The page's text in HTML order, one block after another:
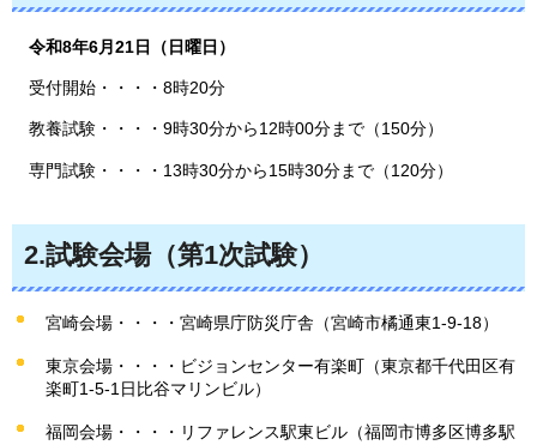
令和8年6月21日（日曜日）
受付開始・・・・8時20分
教養試験・・・・9時30分から12時00分まで（150分）
専門試験・・・・13時30分から15時30分まで（120分）
2.試験会場（第1次試験）
宮崎会場・・・・宮崎県庁防災庁舎（宮崎市橘通東1-9-18）
東京会場・・・・ビジョンセンター有楽町（東京都千代田区有
楽町1-5-1日比谷マリンビル）
福岡会場・・・・リファレンス駅東ビル（福岡市博多区博多駅